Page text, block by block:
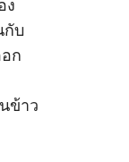
ง
กับ
ก
ข้าว